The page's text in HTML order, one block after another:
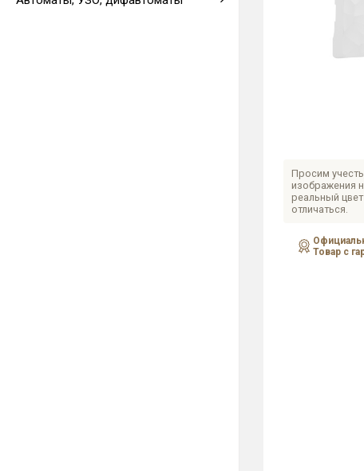
Просим
изображения
реальный
отличаться.
Товар с